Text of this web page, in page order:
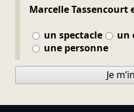
Marcelle Tassencourt
un spectacle
un
une personne
Je